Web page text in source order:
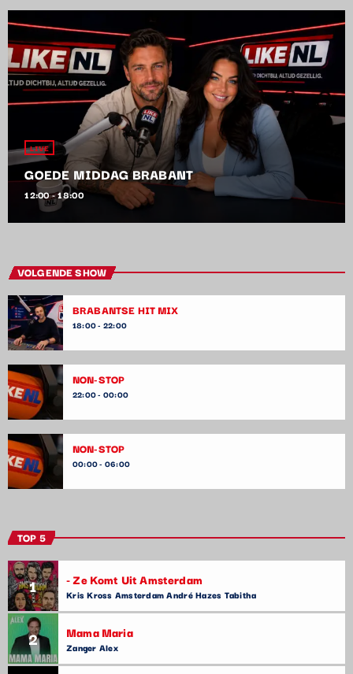
LIVE
GOEDE MIDDAG BRABANT
12:00 - 18:00
VOLGENDE SHOW
BRABANTSE HIT MIX
18:00 - 22:00
NON-STOP
22:00 - 00:00
NON-STOP
00:00 - 06:00
TOP 5
1 - Ze Komt Uit Amsterdam
Kris Kross Amsterdam André Hazes Tabitha
2 Mama Maria
Zanger Alex